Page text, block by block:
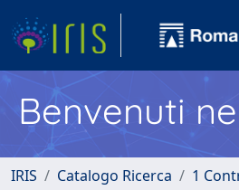
Benvenuti
IRIS Catalogo Ricerca 1